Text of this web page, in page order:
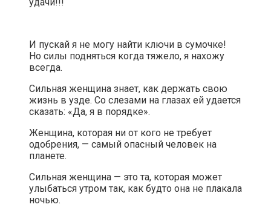
И пускай я не могу найти ключи в сумочке!
Но силы подняться когда тяжело, я нахожу
всегда.
Сильная женщина знает, как держать свою
жизнь в узде. Со слезами на глазах ей удается
сказать: «Да, я в порядке».
Женщина, которая ни от кого не требует
одобрения, — самый опасный человек на
планете.
Сильная женщина — это та, которая может
улыбаться утром так, как будто она не плакала
ночью.